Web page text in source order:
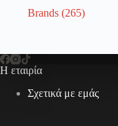
Brands (265)
Η εταιρία
Σχετικά με εμάς